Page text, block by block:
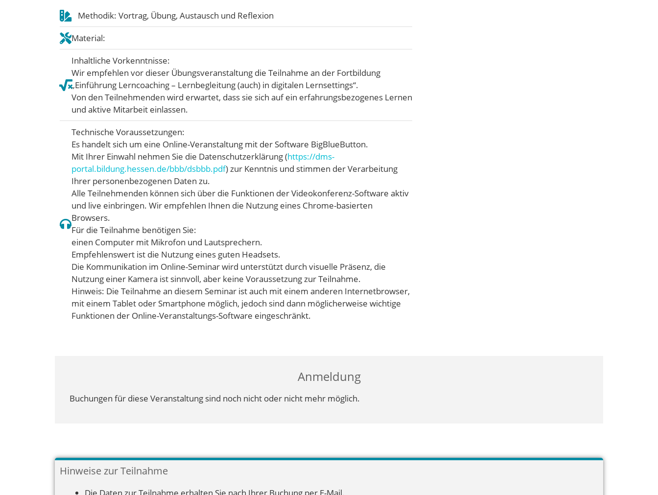
Methodik: Vortrag, Übung, Austausch und Reflexion
Material:
Inhaltliche Vorkenntnisse:
Wir empfehlen vor dieser Übungsveranstaltung die Teilnahme an der Fortbildung
„Einführung Lerncoaching – Lernbegleitung (auch) in digitalen Lernsettings“.
Von den Teilnehmenden wird erwartet, dass sie sich auf ein erfahrungsbezogenes Lernen
und aktive Mitarbeit einlassen.
Technische Voraussetzungen:
Es handelt sich um eine Online-Veranstaltung mit der Software BigBlueButton.
Mit Ihrer Einwahl nehmen Sie die Datenschutzerklärung (https://dms-
portal.bildung.hessen.de/bbb/dsbbb.pdf) zur Kenntnis und stimmen der Verarbeitung
Ihrer personenbezogenen Daten zu.
Alle Teilnehmenden können sich über die Funktionen der Videokonferenz-Software aktiv
und live einbringen. Wir empfehlen Ihnen die Nutzung eines Chrome-basierten
Browsers.
Für die Teilnahme benötigen Sie:
einen Computer mit Mikrofon und Lautsprechern.
Empfehlenswert ist die Nutzung eines guten Headsets.
Die Kommunikation im Online-Seminar wird unterstützt durch visuelle Präsenz, die
Nutzung einer Kamera ist sinnvoll, aber keine Voraussetzung zur Teilnahme.
Hinweis: Die Teilnahme an diesem Seminar ist auch mit einem anderen Internetbrowser,
mit einem Tablet oder Smartphone möglich, jedoch sind dann möglicherweise wichtige
Funktionen der Online-Veranstaltungs-Software eingeschränkt.
Anmeldung
Buchungen für diese Veranstaltung sind noch nicht oder nicht mehr möglich.
Hinweise zur Teilnahme
Die Daten zur Teilnahme erhalten Sie nach Ihrer Buchung per E-Mail.